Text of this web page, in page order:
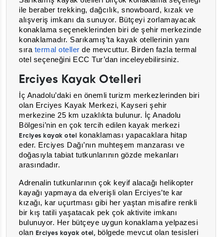
ile beraber trekking, dağcılık, snowboard, kızak ve
alışveriş imkanı da sunuyor. Bütçeyi zorlamayacak
konaklama seçeneklerinden biri de şehir merkezinde
konaklamadır. Sarıkamış’ta kayak otellerinin yanı
sıra termal oteller de mevcuttur. Birden fazla termal
otel seçeneğini ECC Tur’dan inceleyebilirsiniz.
Erciyes Kayak Otelleri
İç Anadolu’daki en önemli turizm merkezlerinden biri
olan Erciyes Kayak Merkezi, Kayseri şehir
merkezine 25 km uzaklıkta bulunur. İç Anadolu
Bölgesi’nin en çok tercih edilen kayak merkezi
Erciyes kayak otel
konaklaması yapacaklara hitap
eder. Erciyes Dağı’nın muhteşem manzarası ve
doğasıyla tabiat tutkunlarının gözde mekanları
arasındadır.
Adrenalin tutkunlarının çok keyif alacağı helikopter
kayağı yapmaya da elverişli olan Erciyes’te kar
kızağı, kar uçurtması gibi her yaştan misafire renkli
bir kış tatili yaşatacak pek çok aktivite imkanı
bulunuyor. Her bütçeye uygun konaklama yelpazesi
olan Erciyes kayak otel, bölgede mevcut olan tesisleri